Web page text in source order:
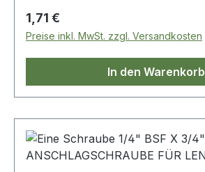
Regulärer Preis:
1,71 €
Preise inkl. MwSt. zzgl. Versandkosten
In den Warenkorb